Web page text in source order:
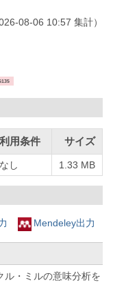
08-06 10:57 集計）
利用条件 サイズ
なし 1.33 MB
Mendeley出力
ル・ミルの意味分析を